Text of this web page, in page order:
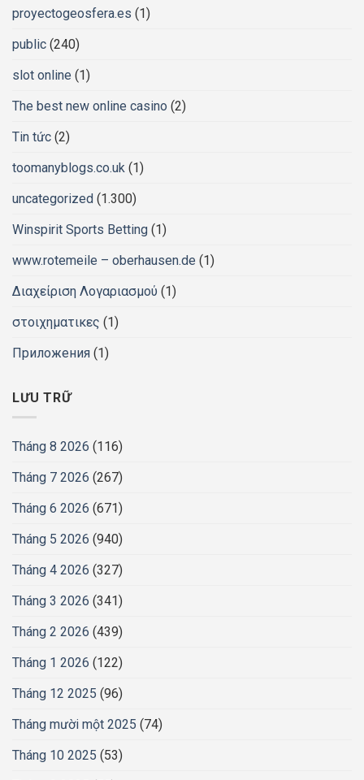
proyectogeosfera.es (1)
public (240)
slot online (1)
The best new online casino (2)
Tin tức (2)
toomanyblogs.co.uk (1)
uncategorized (1.300)
Winspirit Sports Betting (1)
www.rotemeile – oberhausen.de (1)
Διαχείριση Λογαριασμού (1)
στοιχηματικες (1)
Приложения (1)
LƯU TRỮ
Tháng 8 2026 (116)
Tháng 7 2026 (267)
Tháng 6 2026 (671)
Tháng 5 2026 (940)
Tháng 4 2026 (327)
Tháng 3 2026 (341)
Tháng 2 2026 (439)
Tháng 1 2026 (122)
Tháng 12 2025 (96)
Tháng mười một 2025 (74)
Tháng 10 2025 (53)